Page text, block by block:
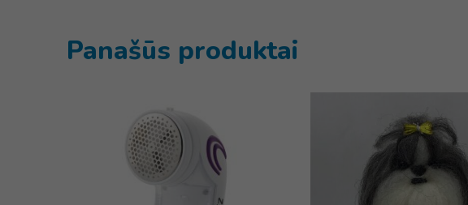
Panašūs produktai